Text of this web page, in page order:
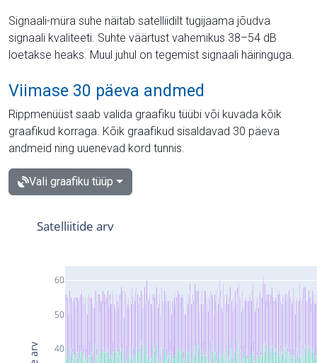
Signaali-müra suhe näitab satelliidilt tugijaama jõudva
signaali kvaliteeti. Suhte väärtust vahemikus 38–54 dB
loetakse heaks. Muul juhul on tegemist signaali häiringuga.
Viimase 30 päeva andmed
Rippmenüüst saab valida graafiku tüübi või kuvada kõik
graafikud korraga. Kõik graafikud sisaldavad 30 päeva
andmeid ning uuenevad kord tunnis.
Vali graafiku tüüp
40
50
60
Satelliitide arv